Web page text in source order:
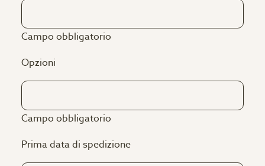
Campo obbligatorio
Opzioni
Campo obbligatorio
Prima data di spedizione